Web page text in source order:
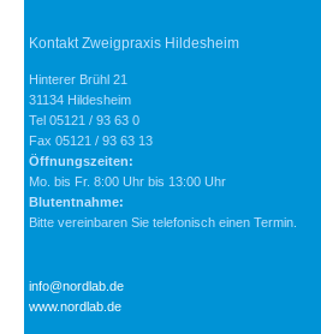
Kontakt Zweigpraxis Hildesheim
Hinterer Brühl 21
31134 Hildesheim
Tel 05121 / 93 63 0
Fax 05121 / 93 63 13
Öffnungszeiten:
Mo. bis Fr. 8:00 Uhr bis 13:00 Uhr
Blutentnahme:
Bitte vereinbaren Sie telefonisch einen Termin.
info@nordlab.de
www.nordlab.de